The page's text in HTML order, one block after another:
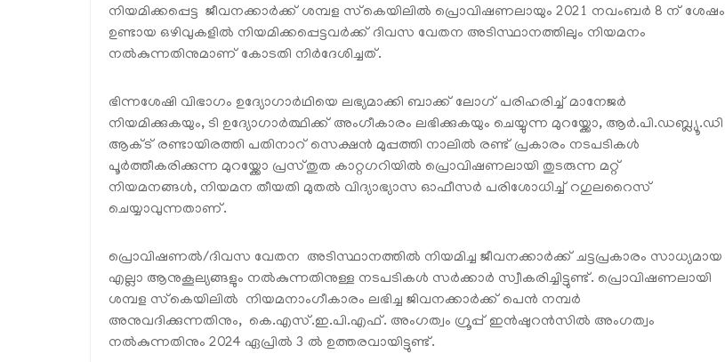
നിയമിക്കപ്പെട്ട ജീവനക്കാർക്ക് ശമ്പള സ്‌കെയിലിൽ പ്രൊവിഷണലായും 2021 നവംബർ 8 ന് ശേഷം
ഉണ്ടായ ഒഴിവുകളിൽ നിയമിക്കപ്പെട്ടവർക്ക് ദിവസ വേതന അടിസ്ഥാനത്തിലും നിയമനം
നൽകുന്നതിനുമാണ് കോടതി നിർദേശിച്ചത്.
ഭിന്നശേഷി വിഭാഗം ഉദ്യോഗാർഥിയെ ലഭ്യമാക്കി ബാക്ക് ലോഗ് പരിഹരിച്ച് മാനേജർ
നിയമിക്കുകയും, ടി ഉദ്യോഗാർത്ഥിക്ക് അംഗീകാരം ലഭിക്കുകയും ചെയ്യുന്ന മുറയ്ക്കോ, ആർ.പി.ഡബ്ല്യൂ.ഡി
ആക്ട് രണ്ടായിരത്തി പതിനാറ് സെക്ഷൻ മുപ്പത്തി നാലിൽ രണ്ട് പ്രകാരം നടപടികൾ
പൂർത്തീകരിക്കുന്ന മുറയ്ക്കോ പ്രസ്തുത കാറ്റഗറിയിൽ പ്രൊവിഷണലായി തുടരുന്ന മറ്റ്
നിയമനങ്ങൾ, നിയമന തീയതി മുതൽ വിദ്യാഭ്യാസ ഓഫീസർ പരിശോധിച്ച് റഗുലറൈസ്
ചെയ്യാവുന്നതാണ്.
പ്രൊവിഷണൽ/ദിവസ വേതന അടിസ്ഥാനത്തിൽ നിയമിച്ച ജീവനക്കാർക്ക് ചട്ടപ്രകാരം സാധ്യമായ
എല്ലാ ആനുകൂല്യങ്ങളും നൽകുന്നതിനുള്ള നടപടികൾ സർക്കാർ സ്വീകരിച്ചിട്ടുണ്ട്. പ്രൊവിഷണലായി
ശമ്പള സ്‌കെയിലിൽ നിയമനാംഗീകാരം ലഭിച്ച ജിവനക്കാർക്ക് പെൻ നമ്പർ
അനുവദിക്കുന്നതിനും, കെ.എസ്.ഇ.പി.എഫ്. അംഗത്വം ഗ്രൂപ്പ് ഇൻഷുറൻസിൽ അംഗത്വം
നൽകുന്നതിനും 2024 ഏപ്രിൽ 3 ൽ ഉത്തരവായിട്ടുണ്ട്.